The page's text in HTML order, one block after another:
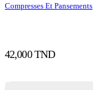
Compresses Et Pansements
42,000TND